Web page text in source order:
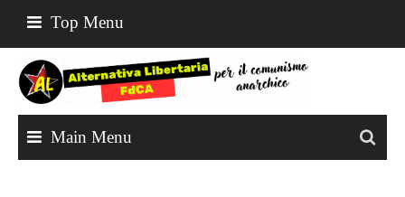
Top Menu
Main Menu